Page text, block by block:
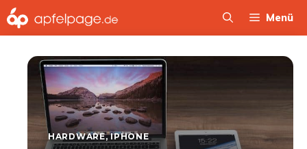
Zum
Inhalt
Menü
HARDWARE,IPHONE